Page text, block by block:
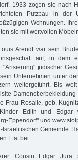
1933 zogen sie nach
Putzbau in der
Wohnungen.
sie mit wertvollen
Arendt war sein
auf, in dem
jüdischer
Unternehmen unter
weitergeführt. Bis
Frau Rosalie, geb.
Edith und Edgar
Eppendorf" und
Gemeinde
Etat bei.
Cousin Edgar Jura